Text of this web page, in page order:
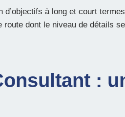
à long et court
dont le niveau de détails
: